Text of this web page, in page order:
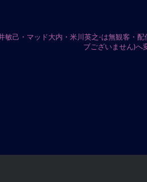
敏己・マッド大内・米川英之-は無観客・配
ブございません)へ